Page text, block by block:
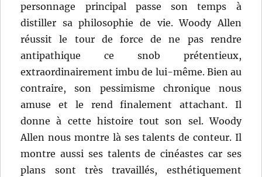
personnage principal passe son temps à
distiller sa philosophie de vie. Woody Allen
réussit le tour de force de ne pas rendre
antipathique ce snob prétentieux,
extraordinairement imbu de lui-même. Bien au
contraire, son pessimisme chronique nous
amuse et le rend finalement attachant. Il
donne à cette histoire tout son sel. Woody
Allen nous montre là ses talents de conteur. Il
montre aussi ses talents de cinéastes car ses
plans sont très travaillés, esthétiquement